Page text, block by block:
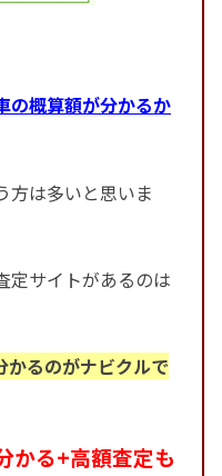
の概算額が分かるか
方は多いと思いま
定サイトがあるのは
かるのがナビクルで
かる+高額査定も